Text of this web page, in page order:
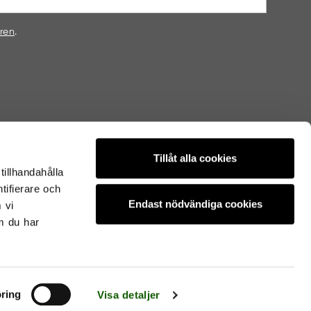
och
vi
du har
Visa detaljer
Tillåt alla cookies
Endast nödvändiga cookies
.